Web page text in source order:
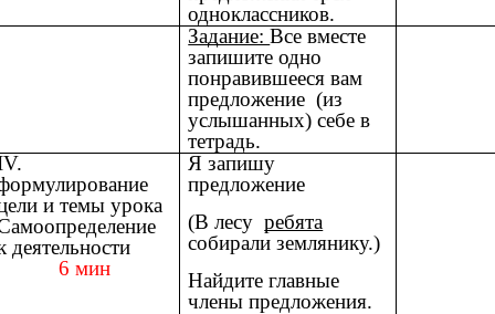
одноклассников.
Задание:Все вместе
запишите одно
понравившееся вам
предложение (из
услышанных) себе в
тетрадь.
и темы урока
деятельности
6 мин
Я запишу
предложение
(В лесуребята
собирали землянику.)
Найдите главные
члены предложения.